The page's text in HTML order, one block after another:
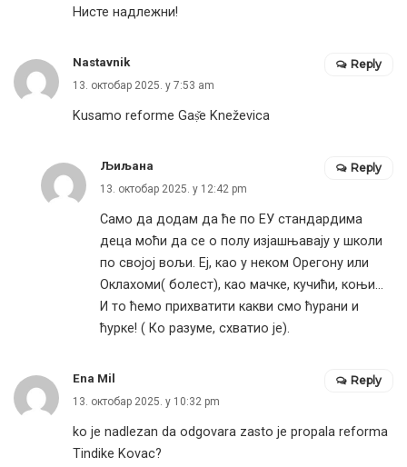
Нисте надлежни!
Nastavnik
13. октобар 2025. у 7:53 am
Kusamo reforme Gaṣ̌e Kneževica
Reply
Љиљана
13. октобар 2025. у 12:42 pm
Само да додам да ће по ЕУ стандардима
деца моћи да се о полу изјашњавају у школи
по својој вољи. Еј, као у неком Орегону или
Оклахоми( болест), као мачке, кучићи, коњи…
И то ћемо прихватити какви смо ћурани и
ћурке! ( Ко разуме, схватио је).
Reply
Ena Mil
13. октобар 2025. у 10:32 pm
ko je nadlezan da odgovara zasto je propala reforma
Tindike Kovac?
Reply